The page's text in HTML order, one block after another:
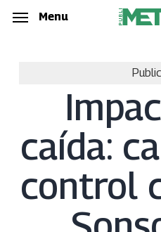
Skip
Menu
caída:
control
Menu